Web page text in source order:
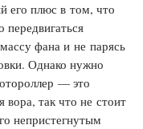
его плюс в том, что
фана и не парясь
Однако нужно
— это
вора, так что не стоит
непристегнутым